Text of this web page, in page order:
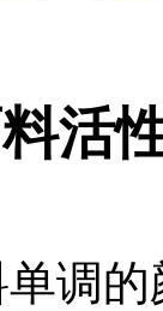
活
调